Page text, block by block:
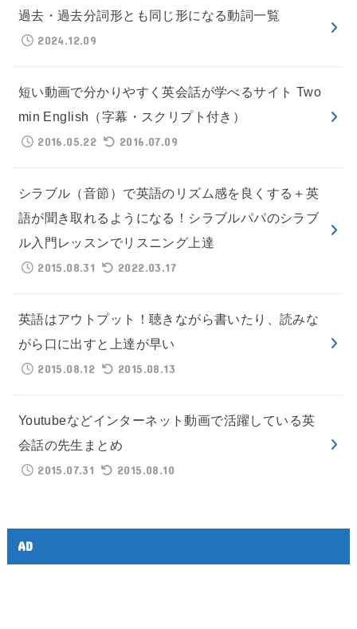
過去・過去分詞形とも同じ形になる動詞一覧
2024.12.09
短い動画で分かりやすく英会話が学べるサイト Two
min English（字幕・スクリプト付き）
2016.05.22
2016.07.09
シラブル（音節）で英語のリズム感を良くする＋英
語が聞き取れるようになる！シラブルパパのシラブ
ル入門レッスンでリスニング上達
2015.08.31
2022.03.17
英語はアウトプット！聴きながら書いたり、読みな
がら口に出すと上達が早い
2015.08.12
2015.08.13
Youtubeなどインターネット動画で活躍している英
会話の先生まとめ
2015.07.31
2015.08.10
AD